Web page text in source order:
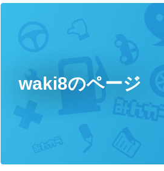
waki8のページ